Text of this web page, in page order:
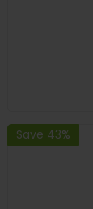
Save 43%